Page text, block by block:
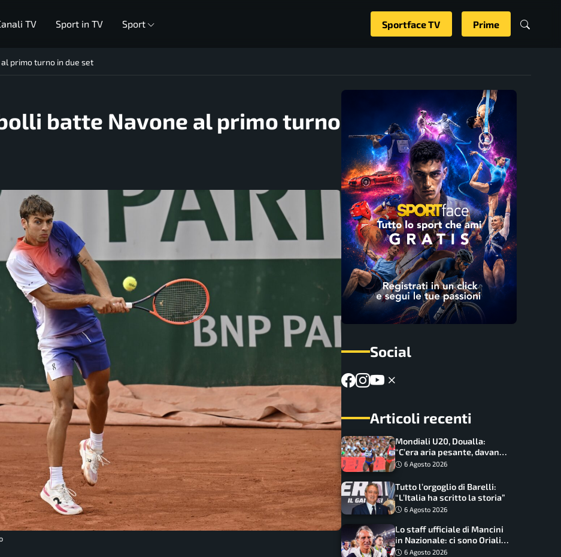
TV Sport in TV Sport Sportface TV Prime
primo turno in due set
batte Navone al primo turno
Social
Articoli recenti
Mondiali U20, Doualla:
“C’era aria pesante, davano
le mascherine! Finale? Non
6 Agosto 2026
Tutto l’orgoglio di Barelli:
“L’Italia ha scritto la storia”
6 Agosto 2026
Lo staff ufficiale di Mancini
in Nazionale: ci sono Oriali e
Bonucci, confermato un
6 Agosto 2026